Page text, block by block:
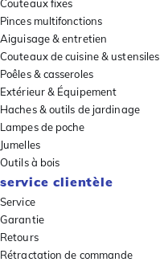
Couteaux fixes
Pinces multifonctions
Aiguisage & entretien
Couteaux de cuisine & ustensiles
Poêles & casseroles
Extérieur & Équipement
Haches & outils de jardinage
Lampes de poche
Jumelles
Outils à bois
service clientèle
Service
Garantie
Retours
Rétractation de commande